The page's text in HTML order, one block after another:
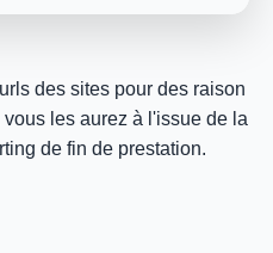
des sites pour des raison
les aurez à l'issue de la
de fin de prestation.